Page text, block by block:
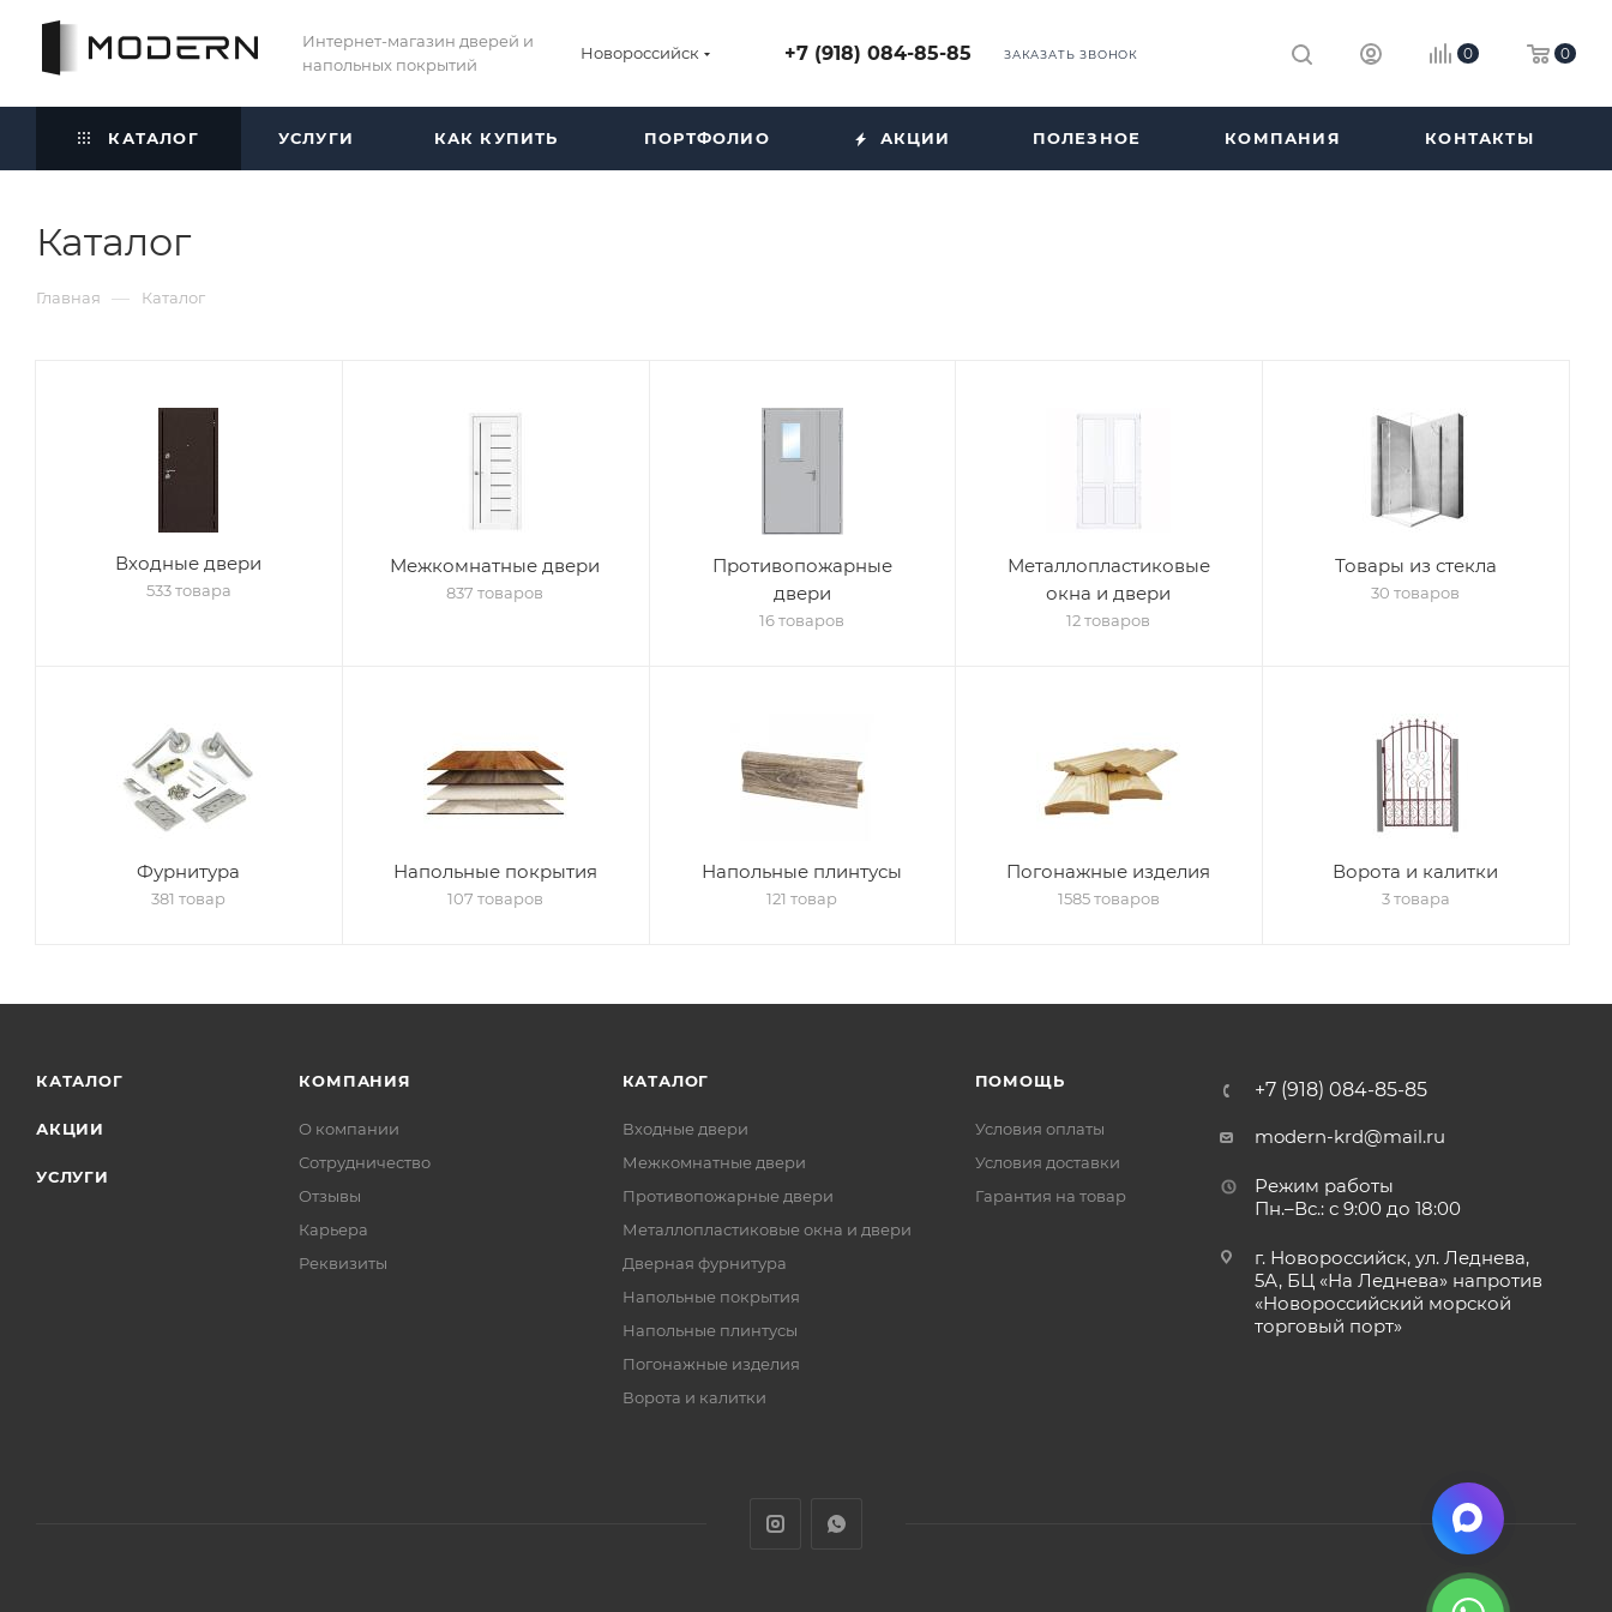
Интернет-магазин дверей и
напольных покрытий
Новороссийск +7 (918) 084-85-85 ЗАКАЗАТЬ ЗВОНОК 0 0
КАТАЛОГ УСЛУГИ КАК КУПИТЬ ПОРТФОЛИО АКЦИИ ПОЛЕЗНОЕ КОМПАНИЯ КОНТАКТЫ
Каталог
Главная — Каталог
Входные двери
533 товара
Межкомнатные двери
837 товаров
Противопожарные
двери
16 товаров
Металлопластиковые
окна и двери
12 товаров
Товары из стекла
30 товаров
Фурнитура
381 товар
Напольные покрытия
107 товаров
Напольные плинтусы
121 товар
Погонажные изделия
1585 товаров
Ворота и калитки
3 товара
КАТАЛОГ
АКЦИИ
УСЛУГИ
КОМПАНИЯ
О компании
Сотрудничество
Отзывы
Карьера
Реквизиты
КАТАЛОГ
Входные двери
Межкомнатные двери
Противопожарные двери
Металлопластиковые окна и двери
Дверная фурнитура
Напольные покрытия
Напольные плинтусы
Погонажные изделия
Ворота и калитки
ПОМОЩЬ
Условия оплаты
Условия доставки
Гарантия на товар
+7 (918) 084-85-85
modern-krd@mail.ru
Режим работы
Пн.–Вс.: с 9:00 до 18:00
г. Новороссийск, ул. Леднева,
5А, БЦ «На Леднева» напротив
«Новороссийский морской
торговый порт»